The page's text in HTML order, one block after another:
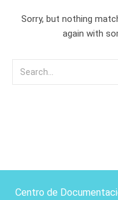
Sorry, but nothing
again with
Centro de